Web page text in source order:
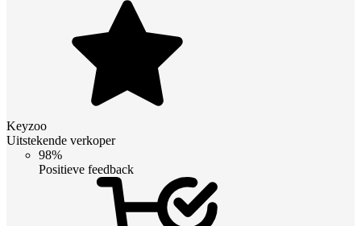
Keyzoo
Uitstekende verkoper
98%
Positieve feedback